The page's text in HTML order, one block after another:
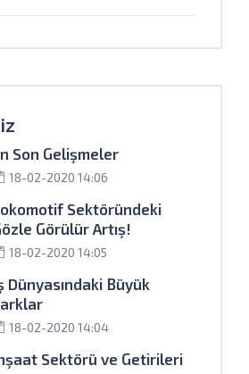
Son Gelişmeler
18-02-2020 14:06
Sektöründeki
Görülür Artış!
18-02-2020 14:05
Dünyasındaki Büyük
18-02-2020 14:04
Sektörü ve Getirileri